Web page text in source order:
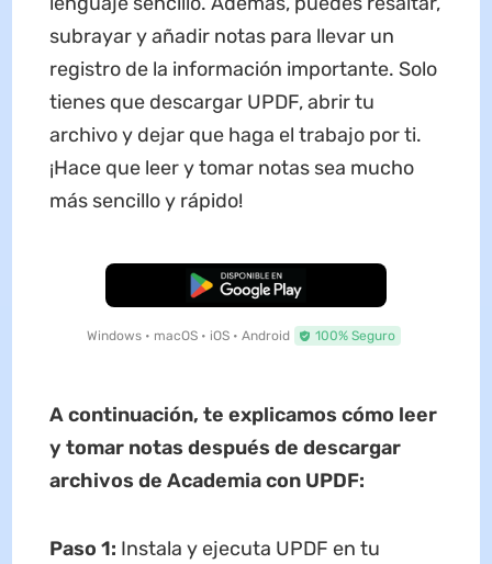
subrayar y añadir notas para llevar un
registro de la información importante. Solo
tienes que descargar UPDF, abrir tu
archivo y dejar que haga el trabajo por ti.
¡Hace que leer y tomar notas sea mucho
más sencillo y rápido!
Descarga Gratuita
Windows • macOS • iOS • Android 100% Seguro
A continuación, te explicamos cómo leer
y tomar notas después de descargar
archivos de Academia con UPDF:
Paso 1: Instala y ejecuta UPDF en tu